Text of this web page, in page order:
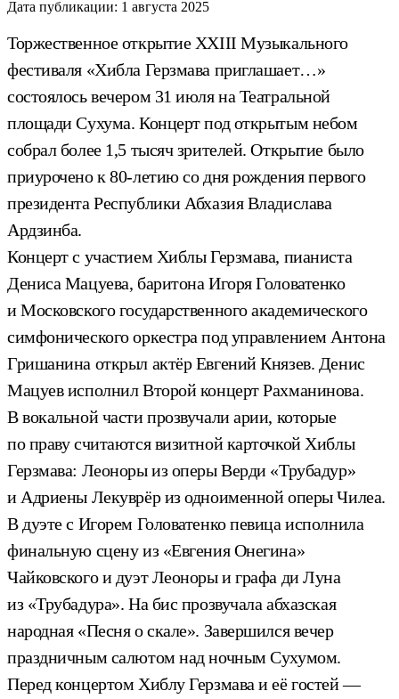
Дата публикации: 1 августа 2025
Торжественное открытие XXIII Музыкального
фестиваля «Хибла Герзмава приглашает…»
состоялось вечером 31 июля на Театральной
площади Сухума. Концерт под открытым небом
собрал более 1,5 тысяч зрителей. Открытие было
приурочено к 80-летию со дня рождения первого
президента Республики Абхазия Владислава
Ардзинба.
Концерт с участием Хиблы Герзмава, пианиста
Дениса Мацуева, баритона Игоря Головатенко
и Московского государственного академического
симфонического оркестра под управлением Антона
Гришанина открыл актёр Евгений Князев. Денис
Мацуев исполнил Второй концерт Рахманинова.
В вокальной части прозвучали арии, которые
по праву считаются визитной карточкой Хиблы
Герзмава: Леоноры из оперы Верди «Трубадур»
и Адриены Лекуврёр из одноименной оперы Чилеа.
В дуэте с Игорем Головатенко певица исполнила
финальную сцену из «Евгения Онегина»
Чайковского и дуэт Леоноры и графа ди Луна
из «Трубадура». На бис прозвучала абхазская
народная «Песня о скале». Завершился вечер
праздничным салютом над ночным Сухумом.
Перед концертом Хиблу Герзмава и её гостей —